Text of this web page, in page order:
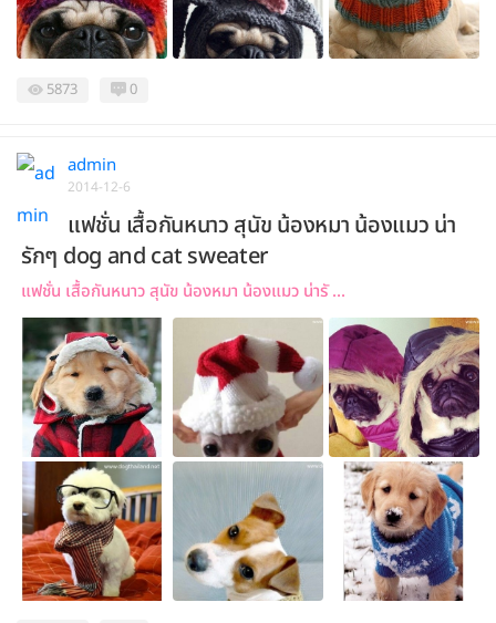
5873 0
admin
2014-12-6
แฟชั่น เสื้อกันหนาว สุนัข น้องหมา น้องแมว น่า
รักๆ dog and cat sweater
แฟชั่น เสื้อกันหนาว สุนัข น้องหมา น้องแมว น่ารั ...